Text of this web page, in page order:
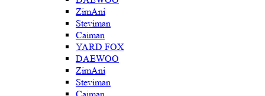
ZimAni
Steviman
Caiman
YARD FOX
DAEWOO
ZimAni
Steviman